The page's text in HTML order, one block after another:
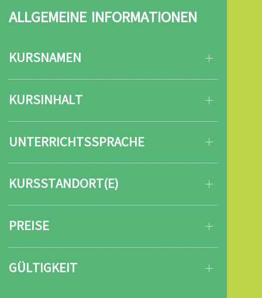
ALLGEMEINE INFORMATIONEN
KURSNAMEN
KURSINHALT
UNTERRICHTSSPRACHE
KURSSTANDORT(E)
PREISE
GÜLTIGKEIT